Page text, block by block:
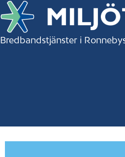
Bredbandstjänster i